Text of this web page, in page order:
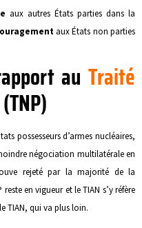
aux autres États parties dans la
aux États non parties
au Traité
(TNP)
possesseurs d’armes nucléaires,
négociation multilatérale en
rejeté par la majorité de la
en vigueur et le TIAN s’y réfère
TIAN, qui va plus loin.